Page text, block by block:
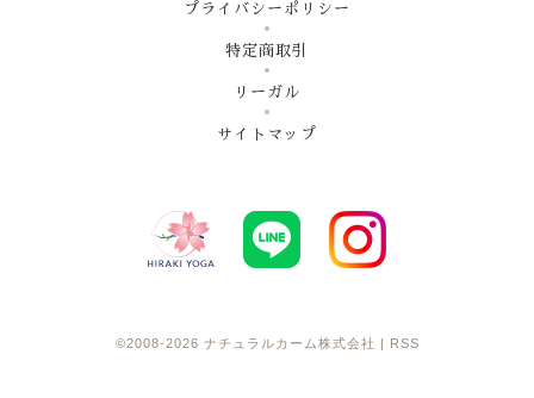
プライバシーポリシー
特定商取引
リーガル
サイトマップ
©2008-2026 ナチュラルカーム株式会社 RSS